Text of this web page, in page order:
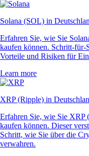
Solana (SOL) in
Erfahren Sie, wie Sie
kaufen können. Schritt-
Vorteile und Risiken für
Learn more
XRP (Ripple) in
Erfahren Sie, wie Sie XRP
kaufen können. Dieser
Schritt, wie Sie über die
verwahren.